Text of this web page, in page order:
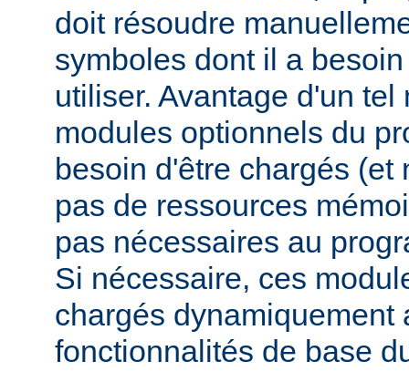
doit résoudre
symboles dont il a
utiliser. Avantage d'un
modules optionnels du
besoin d'être chargés (et
pas de ressources
pas nécessaires au
Si nécessaire, ces
chargés dynamiquement
fonctionnalités de base